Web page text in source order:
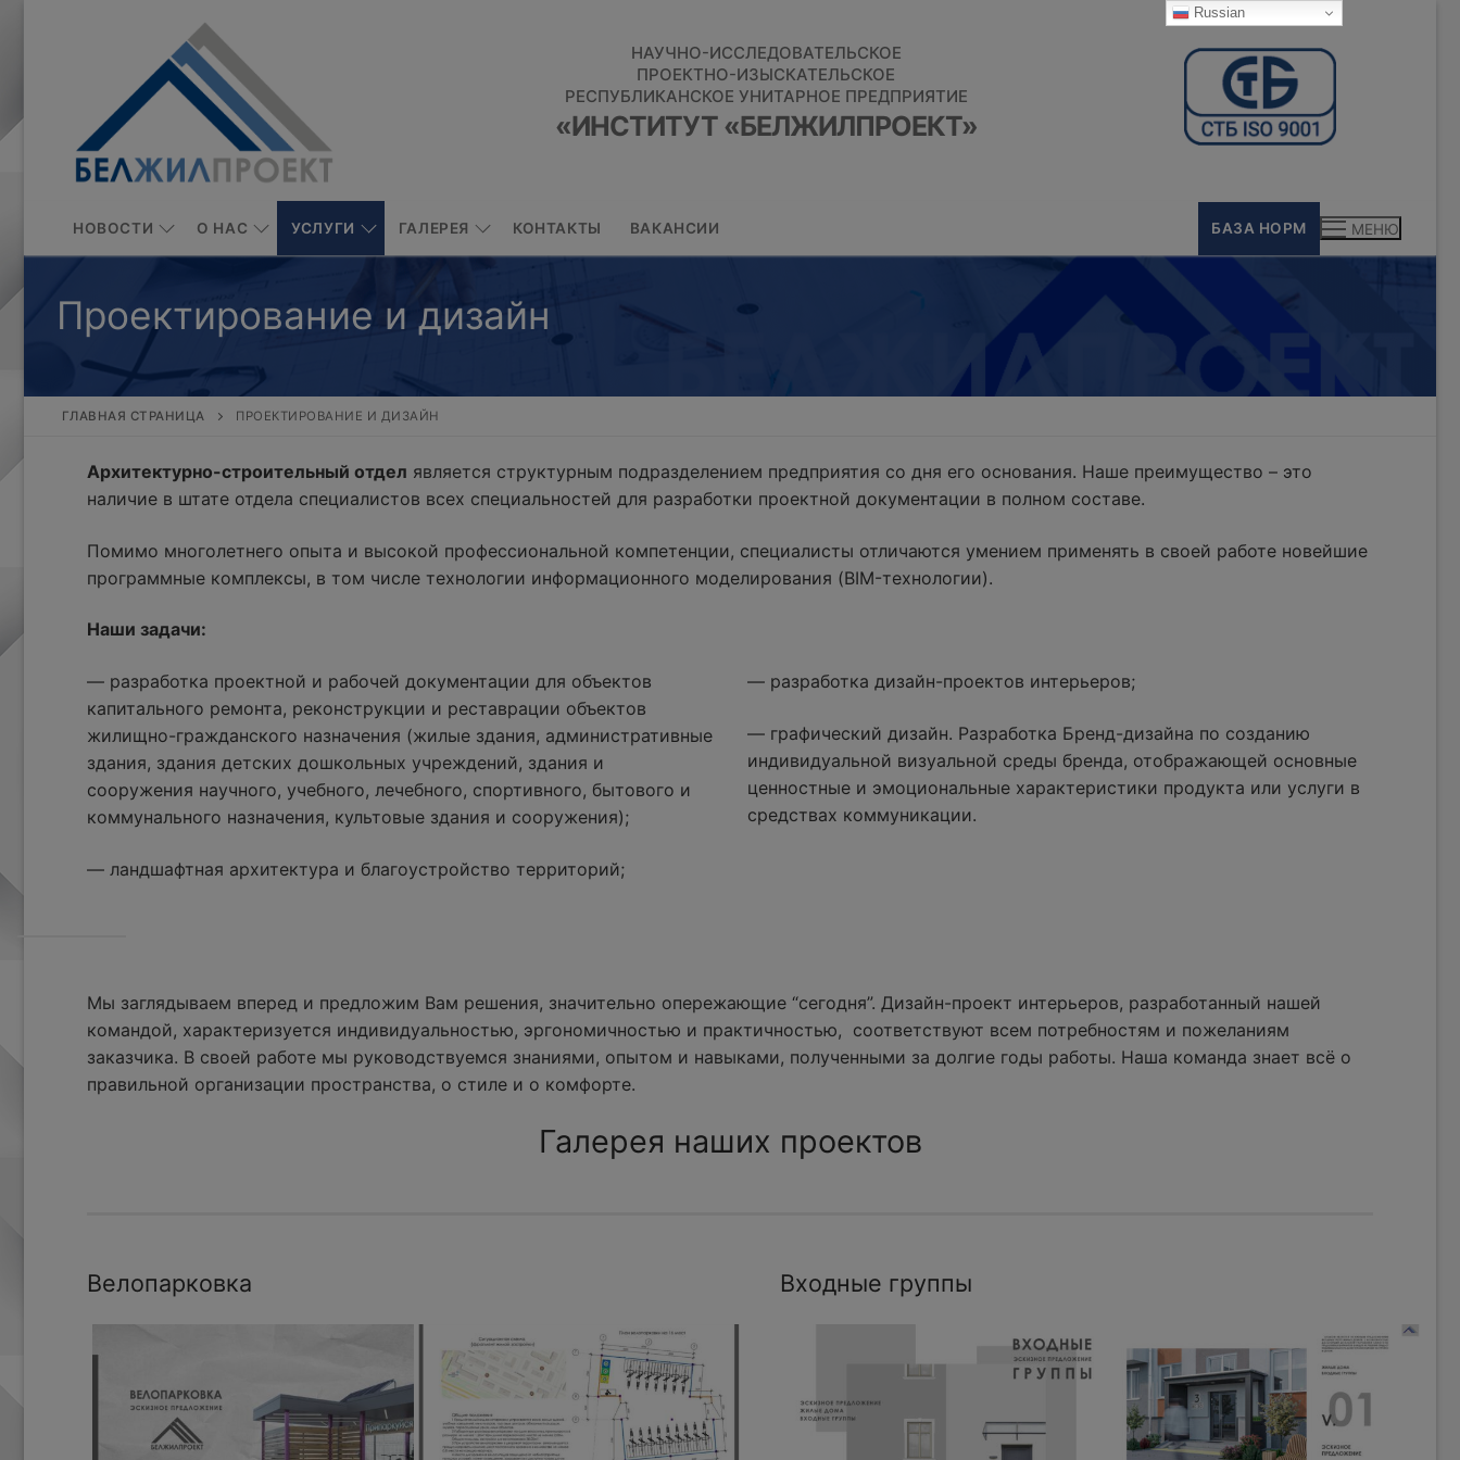
НАУЧНО-ИССЛЕДОВАТЕЛЬСКОЕ
ПРОЕКТНО-ИЗЫСКАТЕЛЬСКОЕ
РЕСПУБЛИКАНСКОЕ УНИТАРНОЕ ПРЕДПРИЯТИЕ
«ИНСТИТУТ «БЕЛЖИЛПРОЕКТ»
НОВОСТИ О НАС УСЛУГИ ГАЛЕРЕЯ КОНТАКТЫ ВАКАНСИИ БАЗА НОРМ МЕНЮ
Проектирование и дизайн
ГЛАВНАЯ СТРАНИЦА ПРОЕКТИРОВАНИЕ И ДИЗАЙН
Архитектурно-строительный отдел является структурным подразделением предприятия со дня его основания. Наше преимущество – это
наличие в штате отдела специалистов всех специальностей для разработки проектной документации в полном составе.
Помимо многолетнего опыта и высокой профессиональной компетенции, специалисты отличаются умением применять в своей работе новейшие
программные комплексы, в том числе технологии информационного моделирования (BIM-технологии).
Наши задачи:
— разработка проектной и рабочей документации для объектов
капитального ремонта, реконструкции и реставрации объектов
жилищно-гражданского назначения (жилые здания, административные
здания, здания детских дошкольных учреждений, здания и
сооружения научного, учебного, лечебного, спортивного, бытового и
коммунального назначения, культовые здания и сооружения);
— ландшафтная архитектура и благоустройство территорий;
— разработка дизайн-проектов интерьеров;
— графический дизайн. Разработка Бренд-дизайна по созданию
индивидуальной визуальной среды бренда, отображающей основные
ценностные и эмоциональные характеристики продукта или услуги в
средствах коммуникации.
Мы заглядываем вперед и предложим Вам решения, значительно опережающие “сегодня”. Дизайн-проект интерьеров, разработанный нашей
командой, характеризуется индивидуальностью, эргономичностью и практичностью, соответствуют всем потребностям и пожеланиям
заказчика. В своей работе мы руководствуемся знаниями, опытом и навыками, полученными за долгие годы работы. Наша команда знает всё о
правильной организации пространства, о стиле и о комфорте.
Галерея наших проектов
Велопарковка Входные группы
Russian